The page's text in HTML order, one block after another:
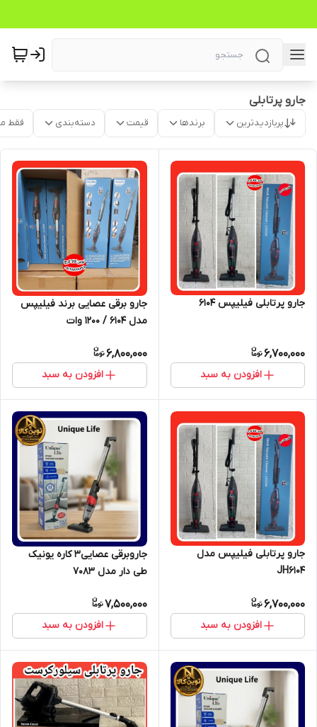
جارو پرتابلی
پربازدیدترین برندها قیمت دسته‌بندی فقط
جارو پرتابلی فیلیپس ۶۱۰۴
6,700,000
افزودن به سبد
جارو برقی عصایی برند فیلیپس
مدل ۶۱۰۴ / ۱۲۰۰ وات
6,800,000
افزودن به سبد
جارو پرتابلی فیلیپس مدل
JH6104
6,700,000
افزودن به سبد
جاروبرقی عصایی۳ کاره یونیک
طی دار مدل 7083
7,500,000
افزودن به سبد